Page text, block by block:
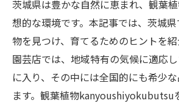
茨城県は豊かな自然に恵まれ、観葉
想的な環境です。本記事では、茨城
物を見つけ、育てるためのヒントを
園芸店では、地域特有の気候に適応
に入り、その中には全国的にも希少
ます。観葉植物kanyoushiyokubutsu